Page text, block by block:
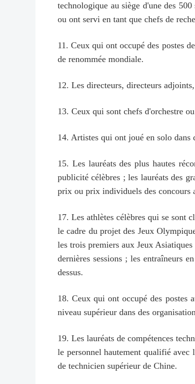
technologique au siège d'une des
ou ont servi en tant que chefs de
11. Ceux qui ont occupé des postes
de renommée mondiale.
12. Les directeurs, directeurs
13. Ceux qui sont chefs d'orchestre
14. Artistes qui ont joué en solo dans
15. Les lauréats des plus hautes
publicité célèbres ; les lauréats des
prix ou prix individuels des concours
17. Les athlètes célèbres qui se sont
le cadre du projet des Jeux
les trois premiers aux Jeux
dernières sessions ; les entraîneurs
dessus.
18. Ceux qui ont occupé des postes
niveau supérieur dans des
19. Les lauréats de compétences
le personnel hautement qualifié
de technicien supérieur de Chine.